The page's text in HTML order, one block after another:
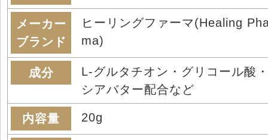
メーカー
ブランド
ヒーリングファーマ(Healing
ma)
成分
L-グルタチオン・グリコール酸
シアバター配合など
内容量 20g